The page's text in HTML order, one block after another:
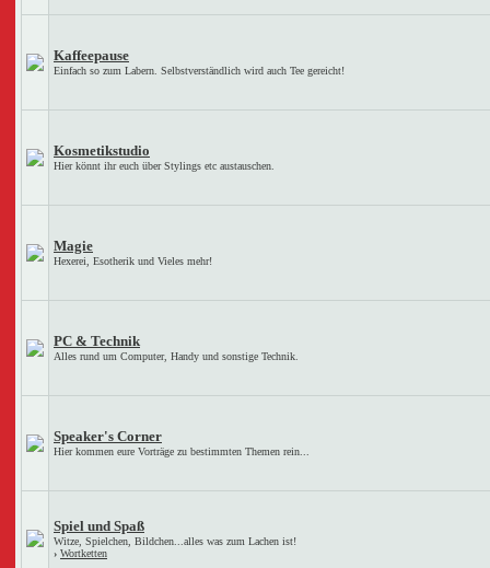
Kaffeepause
Einfach so zum Labern. Selbstverständlich wird auch Tee gereicht!
Kosmetikstudio
Hier könnt ihr euch über Stylings etc austauschen.
Magie
Hexerei, Esotherik und Vieles mehr!
PC & Technik
Alles rund um Computer, Handy und sonstige Technik.
Speaker's Corner
Hier kommen eure Vorträge zu bestimmten Themen rein...
Spiel und Spaß
Witze, Spielchen, Bildchen...alles was zum Lachen ist!
› Wortketten